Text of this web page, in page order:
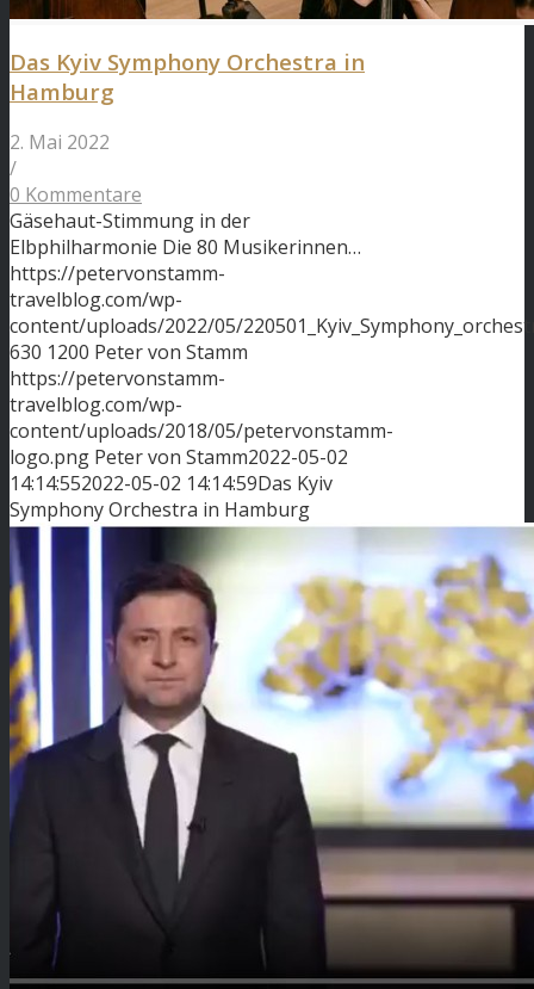
Das Kyiv Symphony Orchestra in
Hamburg
2. Mai 2022
/
0 Kommentare
Gäsehaut-Stimmung in der
Elbphilharmonie Die 80 Musikerinnen…
https://petervonstamm-
travelblog.com/wp-
content/uploads/2022/05/
630 1200 Peter von Stamm
https://petervonstamm-
travelblog.com/wp-
content/uploads/2018/05/petervonstamm-
logo.png Peter von Stamm2022-05-02
14:14:552022-05-02 14:14:59Das Kyiv
Symphony Orchestra in Hamburg